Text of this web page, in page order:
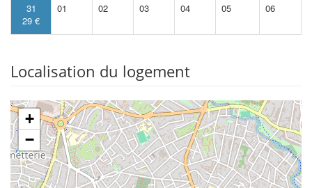
31
29 €
01 02 03 04 05 06
Localisation du logement
+
−